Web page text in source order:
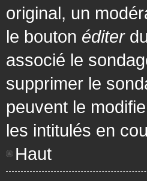
original, un
le bouton éditer
associé le
supprimer le
peuvent le
les intitulés en
Haut